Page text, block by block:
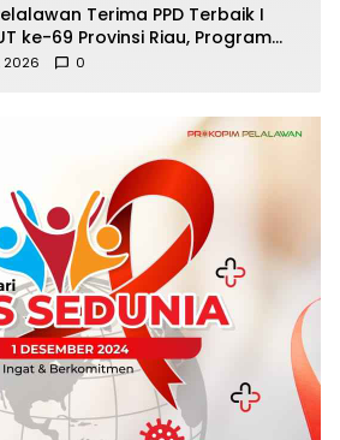
Terima PPD Terbaik I
ke-69 Provinsi Riau, Program
Anak Yatim Jadi Sorotan
2026 0